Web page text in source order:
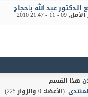
الدكتور عبد الله باحجاج
الأمل‏, 09 - 11 - 2010 21:47
هذا القسم
. (الأعضاء 0 والزوار 225)